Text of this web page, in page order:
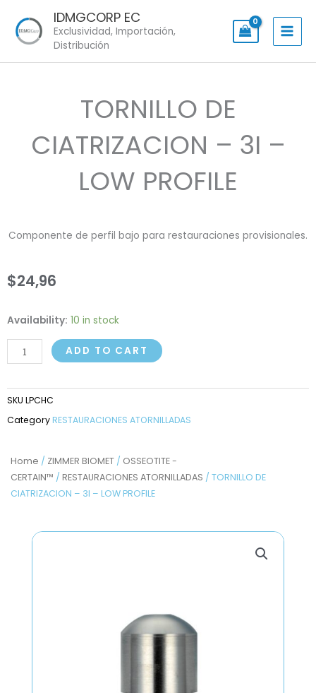
content
IDMGCORP EC
Exclusividad, Importación,
Distribución
Home / ZIMMER BIOMET / OSSEOTITE -
CERTAIN™ / RESTAURACIONES ATORNILLADAS / TORNILLO DE
CIATRIZACION – 3I – LOW PROFILE
TORNILLO DE
CIATRIZACION – 3I –
LOW PROFILE
Componente de perfil bajo para restauraciones provisionales.
$24,96
Availability: 10 in stock
TORNILLO
DE
CIATRIZACION
3I
LOW
quantity
ADD TO CART
SKU LPCHC
Category RESTAURACIONES ATORNILLADAS